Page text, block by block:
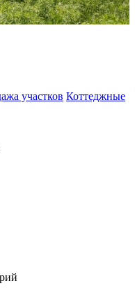
участков Коттеджные